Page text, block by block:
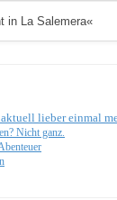
in La Salemera«
lieber einmal
Nicht ganz.